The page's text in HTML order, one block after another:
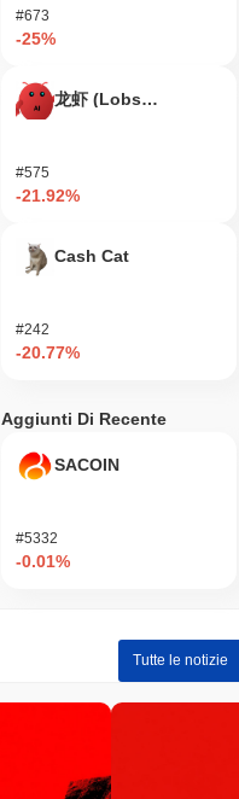
#673
-25%
龙虾 (Lobster)
#575
-21.92%
Cash Cat
#242
-20.77%
Aggiunti Di Recente
SACOIN
#5332
-0.01%
Tutte le notizie